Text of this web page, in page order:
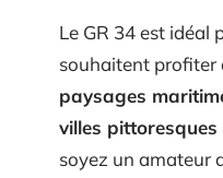
Le GR 34 est idéal
souhaitent profiter
paysages
villes pittoresques
soyez un amateur